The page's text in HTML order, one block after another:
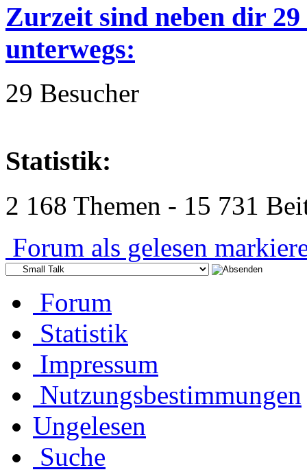
Zurzeit sind neben dir
unterwegs:
29 Besucher
Statistik:
2 168 Themen - 15 731
Forum als gelesen
Forum
Statistik
Impressum
Nutzungsbestimmungen
Ungelesen
Suche